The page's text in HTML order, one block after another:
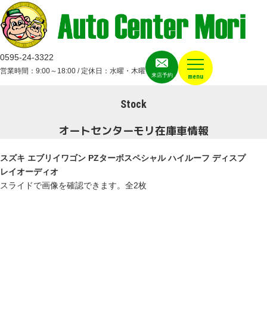
0595-24-3322
営業時間：9:00～18:00 / 定休日：水曜・木曜 来店予約 menu
オートセンターモリ在庫車情報
Stock
スズキ エブリイワゴン PZターボスペシャル ハイルーフ ディスプ
レイオーディオ
スライドで画像を確認できます。 全2枚